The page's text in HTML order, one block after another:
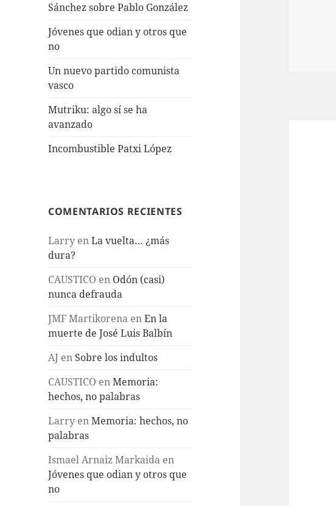
Sánchez sobre Pablo González
Jóvenes que odian y otros que
no
Un nuevo partido comunista
vasco
Mutriku: algo sí se ha
avanzado
Incombustible Patxi López
COMENTARIOS RECIENTES
Larry enLa vuelta… ¿más
dura?
CAUSTICO en Odón (casi)
nunca defrauda
JMF Martikorena enEn la
muerte de José Luis Balbín
AJ en Sobre los indultos
CAUSTICO enMemoria:
hechos, no palabras
Larry enMemoria: hechos, no
palabras
Ismael Arnaiz Markaida en
Jóvenes que odian y otros que
no